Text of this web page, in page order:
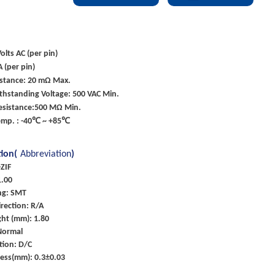
AC (per pin)
(per pin)
20 mΩ Max.
Voltage: 500 VAC Min.
MΩ Min.
: -40℃ ~ +85℃
Abbreviation)
SMT
R/A
(mm): 1.80
D/C
0.3±0.03